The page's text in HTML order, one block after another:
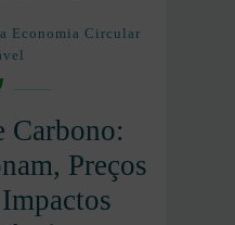
Economia Circular
Carbono:
Preços